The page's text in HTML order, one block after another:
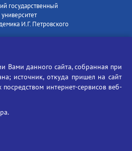
государственный
университет
И.Г. Петровского
+7(4832)58-90-85
данного сайта, собранная при
источник, откуда пришел на сайт
интернет-сервисов веб-